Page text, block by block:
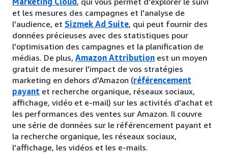
et les mesures des campagnes et l'analyse de
l'audience, et Sizmek Ad Suite, qui peut fournir des
données précieuses avec des statistiques pour
l'optimisation des campagnes et la planification de
médias. De plus, Amazon Attribution est un moyen
gratuit de mesurer l'impact de vos stratégies
marketing en dehors d'Amazon (référencement
payant et recherche organique, réseaux sociaux,
affichage, vidéo et e-mail) sur les activités d'achat et
les performances des ventes sur Amazon. Il couvre
une série de données sur le référencement payant et
la recherche organique, les réseaux sociaux,
l'affichage, les vidéos et les e-mails.